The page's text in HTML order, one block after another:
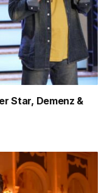
Star, Demenz &